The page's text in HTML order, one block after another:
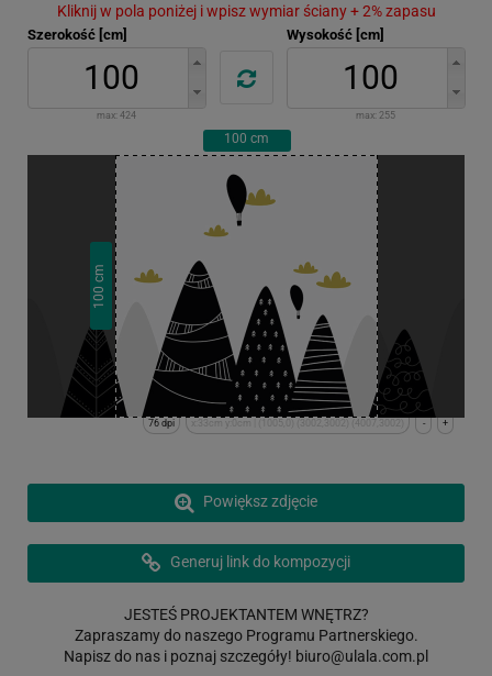
Kliknij w pola poniżej i wpisz wymiar ściany + 2% zapasu
Szerokość [cm]
max: 424
Wysokość [cm]
max: 255
100 cm
100
cm
+
-
x:33cm y:0cm | (1005,0) (3002,3002) (4007,3002)
76 dpi
Powiększ zdjęcie
Generuj link do kompozycji
JESTEŚ PROJEKTANTEM WNĘTRZ?
Zapraszamy do naszego Programu Partnerskiego.
Napisz do nas i poznaj szczegóły! biuro@ulala.com.pl